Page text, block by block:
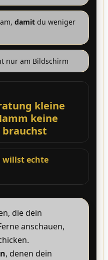
damit du weniger
nur am Bildschirm
kleine
keine
willst echte
die dein
anschauen,
, denen dein